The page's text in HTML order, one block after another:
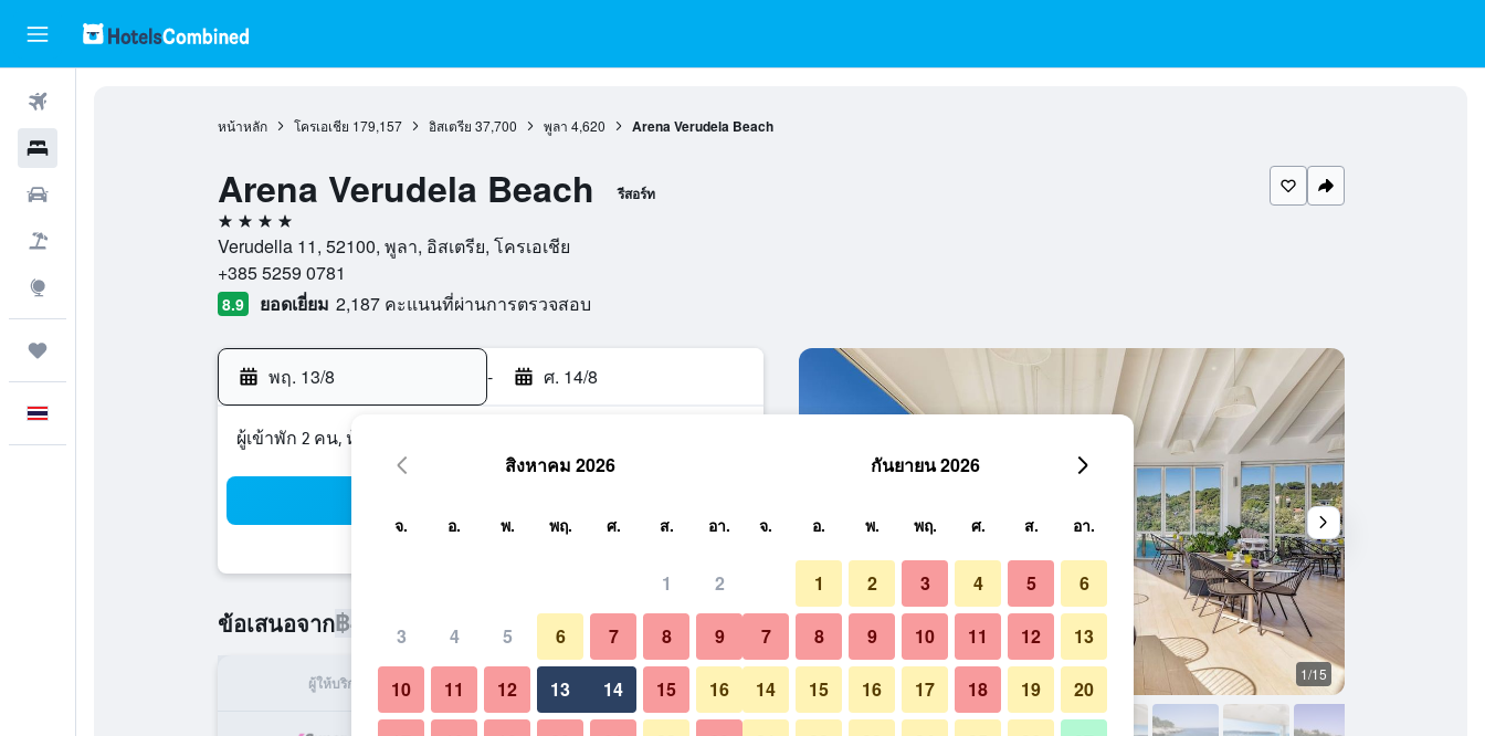
หน้าหลัก โครเอเชีย 179,157 อิสเตรีย 37,700 พูลา 4,620 Arena Verudela Beach
Arena Verudela Beach รีสอร์ท
4 ดาว
Verudella 11, 52100, พูลา, อิสเตรีย, โครเอเชีย
+385 5259 0781
8.9 ยอดเยี่ยม 2,187 คะแนนที่ผ่านการตรวจสอบ
พฤ. 13/8 - ศ. 14/8
ผู้เข้าพัก 2 คน, ห้องพัก 1 ห้อง
ข้อเสนอจาก฿4,466 ราคาที่ถูกที่สุด ราคาต่อคืน
ผู้ให้บริการ ทั้งหมด (ต่อคืน) ระเบียง 1/15
สิงหาคม 2026
จ. อ. พ. พฤ. ศ. ส. อา.
1 2
3 4 5 6 7 8 9
10 11 12 13 14 15 16
กันยายน 2026
จ. อ. พ. พฤ. ศ. ส. อา.
1 2 3 4 5 6
7 8 9 10 11 12 13
14 15 16 17 18 19 20